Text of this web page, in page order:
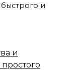
и